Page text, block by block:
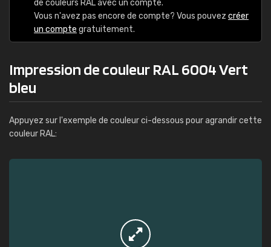
de couleurs RAL avec un compte.
Vous n'avez pas encore de compte? Vous pouvez créer
un compte gratuitement.
Impression de couleur RAL 6004 Vert
bleu
Appuyez sur l'exemple de couleur ci-dessous pour agrandir cette
couleur RAL: